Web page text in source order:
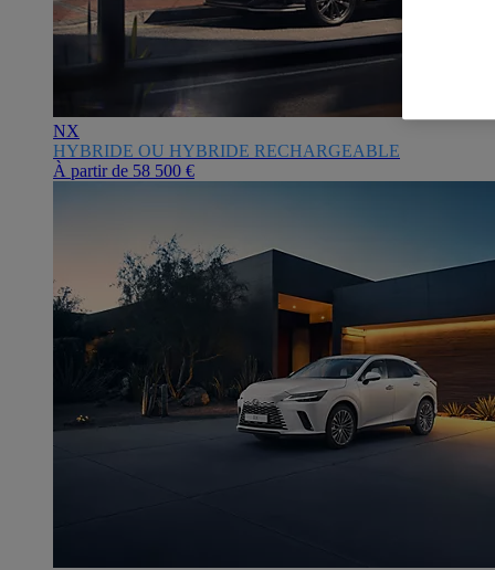
NX
HYBRIDE OU HYBRIDE RECHARGEABLE
À partir de 58 500 €